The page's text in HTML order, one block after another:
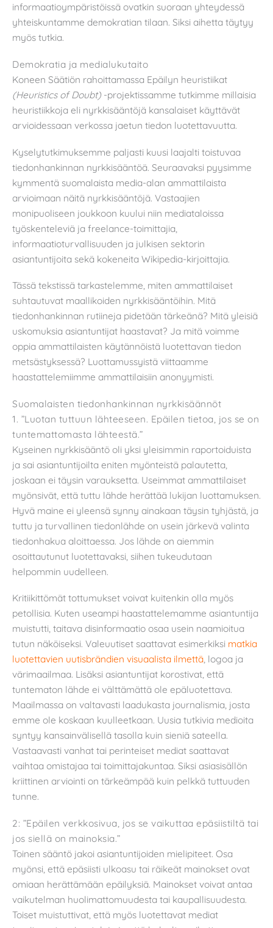
informaatioympäristöissä ovatkin suoraan yhteydessä
yhteiskuntamme demokratian tilaan. Siksi aihetta täytyy
myös tutkia.
Demokratia ja medialukutaito
Koneen Säätiön rahoittamassa Epäilyn heuristiikat
(Heuristics of Doubt)-projektissamme tutkimme millaisia
heuristiikkoja eli nyrkkisääntöjä kansalaiset käyttävät
arvioidessaan verkossa jaetun tiedon luotettavuutta.
Kyselytutkimuksemme paljasti kuusi laajalti toistuvaa
tiedonhankinnan nyrkkisääntöä. Seuraavaksi pyysimme
kymmentä suomalaista media-alan ammattilaista
arvioimaan näitä nyrkkisääntöjä. Vastaajien
monipuoliseen joukkoon kuului niin mediataloissa
työskenteleviä ja freelance-toimittajia,
informaatioturvallisuuden ja julkisen sektorin
asiantuntijoita sekä kokeneita Wikipedia-kirjoittajia.
Tässä tekstissä tarkastelemme, miten ammattilaiset
suhtautuvat maallikoiden nyrkkisääntöihin. Mitä
tiedonhankinnan rutiineja pidetään tärkeänä? Mitä yleisiä
uskomuksia asiantuntijat haastavat? Ja mitä voimme
oppia ammattilaisten käytännöistä luotettavan tiedon
metsästyksessä? Luottamussyistä viittaamme
haastattelemiimme ammattilaisiin anonyymisti.
Suomalaisten tiedonhankinnan nyrkkisäännöt
1. ”Luotan tuttuun lähteeseen. Epäilen tietoa, jos se on
tuntemattomasta lähteestä.”
Kyseinen nyrkkisääntö oli yksi yleisimmin raportoiduista
ja sai asiantuntijoilta eniten myönteistä palautetta,
joskaan ei täysin varauksetta. Useimmat ammattilaiset
myönsivät, että tuttu lähde herättää lukijan luottamuksen.
Hyvä maine ei yleensä synny ainakaan täysin tyhjästä, ja
tuttu ja turvallinen tiedonlähde on usein järkevä valinta
tiedonhakua aloittaessa. Jos lähde on aiemmin
osoittautunut luotettavaksi, siihen tukeudutaan
helpommin uudelleen.
Kritiikittömät tottumukset voivat kuitenkin olla myös
petollisia. Kuten useampi haastattelemamme asiantuntija
muistutti, taitava disinformaatio osaa usein naamioitua
tutun näköiseksi. Valeuutiset saattavat esimerkiksi matkia
luotettavien uutisbrändien visuaalista ilmettä, logoa ja
värimaailmaa. Lisäksi asiantuntijat korostivat, että
tuntematon lähde ei välttämättä ole epäluotettava.
Maailmassa on valtavasti laadukasta journalismia, josta
emme ole koskaan kuulleetkaan. Uusia tutkivia medioita
syntyy kansainvälisellä tasolla kuin sieniä sateella.
Vastaavasti vanhat tai perinteiset mediat saattavat
vaihtaa omistajaa tai toimittajakuntaa. Siksi asiasisällön
kriittinen arviointi on tärkeämpää kuin pelkkä tuttuuden
tunne.
2: ”Epäilen verkkosivua, jos se vaikuttaa epäsiistiltä tai
jos siellä on mainoksia.”
Toinen sääntö jakoi asiantuntijoiden mielipiteet. Osa
myönsi, että epäsiisti ulkoasu tai räikeät mainokset ovat
omiaan herättämään epäilyksiä. Mainokset voivat antaa
vaikutelman huolimattomuudesta tai kaupallisuudesta.
Toiset muistuttivat, että myös luotettavat mediat